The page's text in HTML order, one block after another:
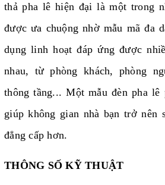
thả pha lê hiện đại là một trong
được ưa chuộng nhờ mẫu mã đa
dụng linh hoạt đáp ứng được
nhau, từ phòng khách, phòng
thông tầng... Một mẫu đèn pha lê
giúp không gian nhà bạn trở nên
đẳng cấp hơn.
THÔNG SỐ KỸ THUẬT